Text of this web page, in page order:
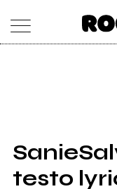
SHOP
RADIO
testo